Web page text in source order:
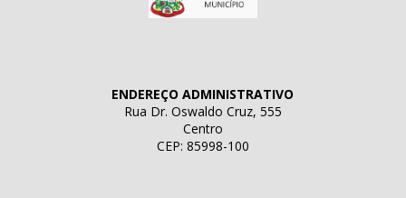
ENDEREÇO ADMINISTRATIVO
Rua Dr. Oswaldo Cruz, 555
Centro
CEP: 85998-100